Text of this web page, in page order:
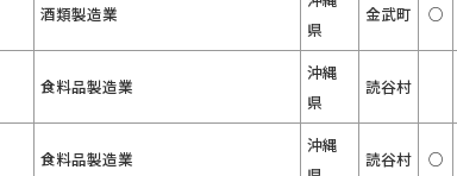
酒類製造業
県
金武町 ○
食料品製造業
沖縄
県
読谷村
食料品製造業
沖縄
読谷村 ○